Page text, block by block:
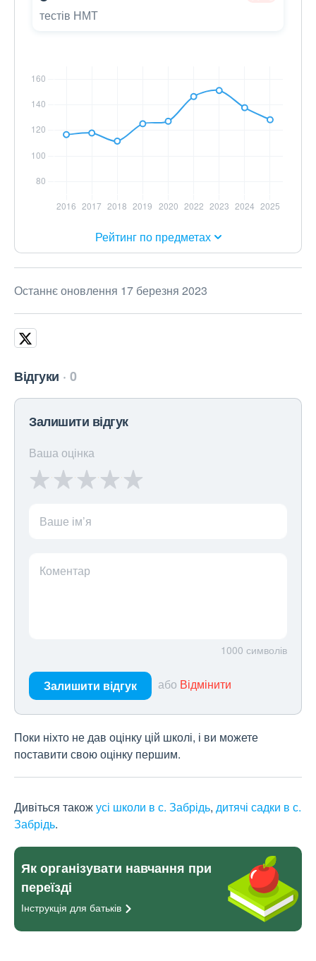
тестів НМТ
Рейтинг по предметах
Останнє оновлення 17 березня 2023
Відгуки 0
Залишити відгук
Ваша оцінка
Ваше ім’я
Коментар
1000 символів
Залишити відгук або Відмінити
Поки ніхто не дав оцінку цій школі, і ви можете
поставити свою оцінку першим.
Дивіться такожусі школи в с. Забрідь, дитячі садки в с.
Забрідь.
Як організувати навчання при
переїзді
Інструкція для батьків